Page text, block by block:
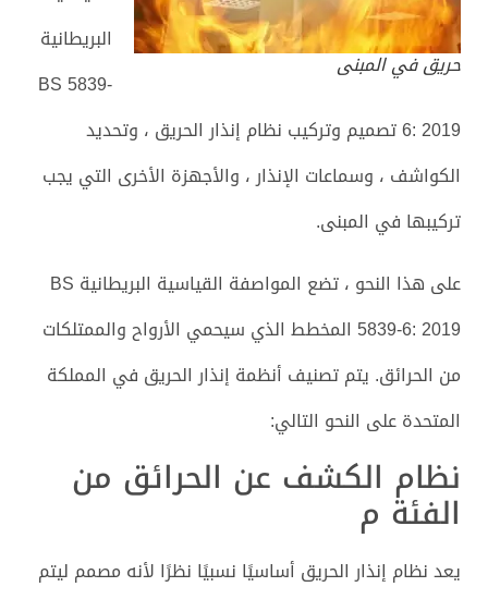
حريق في المبنى
البريطانية
BS 5839-
6: 2019 تصميم وتركيب نظام إنذار الحريق ، وتحديد
الكواشف ، وسماعات الإنذار ، والأجهزة الأخرى التي يجب
تركيبها في المبنى.
على هذا النحو ، تضع المواصفة القياسية البريطانية BS
5839-6: 2019 المخطط الذي سيحمي الأرواح والممتلكات
من الحرائق. يتم تصنيف أنظمة إنذار الحريق في المملكة
المتحدة على النحو التالي:
نظام الكشف عن الحرائق من
الفئة م
يعد نظام إنذار الحريق أساسيًا نسبيًا نظرًا لأنه مصمم ليتم